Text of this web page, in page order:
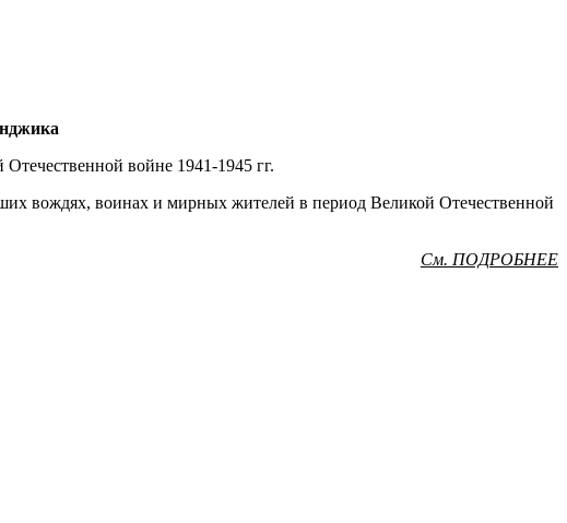
войне 1941-1945 гг.
вождях, воинах и мирных жителей в период Великой Отечественной
См. ПОДРОБНЕЕ